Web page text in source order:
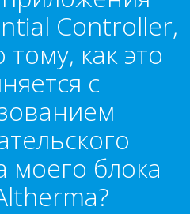
Controller,
как это
с
моего блока